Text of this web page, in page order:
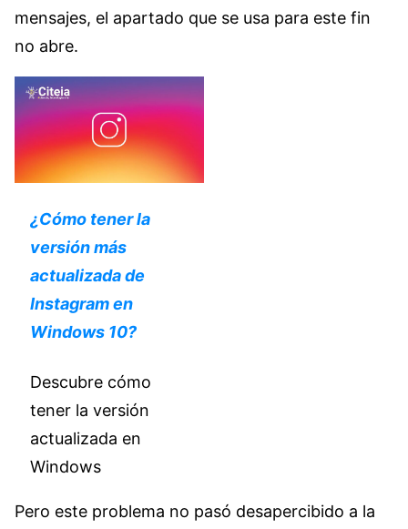
mensajes, el apartado que se usa para este fin
no abre.
¿Cómo tener la
versión más
actualizada de
Instagram en
Windows 10?
Descubre cómo
tener la versión
actualizada en
Windows
Pero este problema no pasó desapercibido a la